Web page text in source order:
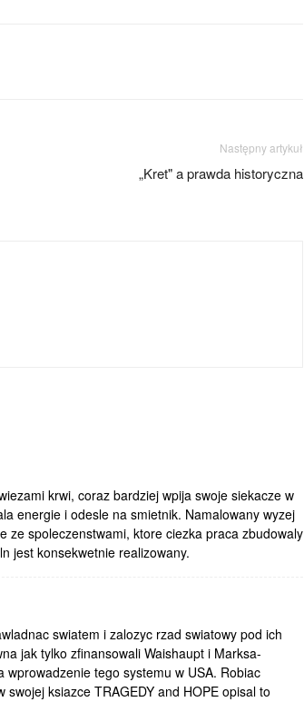
Następny artykuł
„Kret" a prawda historyczna
krwi, coraz bardziej wpija swoje siekacze w
energie i odesle na smietnik. Namalowany wyzej
ze spoleczenstwami, ktore ciezka praca zbudowaly
jest konsekwetnie realizowany.
swiatem i zalozyc rzad swiatowy pod ich
jak tylko zfinansowali Waishaupt i Marksa-
wprowadzenie tego systemu w USA. Robiac
ksiazce TRAGEDY and HOPE opisal to